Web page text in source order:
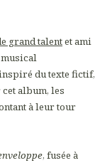
grand talentet ami
du texte fictif,
album, les
à leur tour
, fusée à